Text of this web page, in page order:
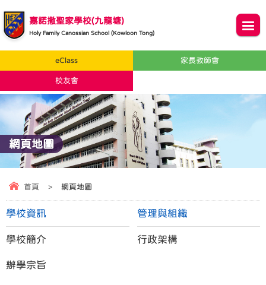
嘉諾撒聖家學校(九龍塘)
Holy Family Canossian School (Kowloon Tong)
eClass 家長教師會
校友會
網頁地圖
首頁 > 網頁地圖
學校資訊
學校簡介
辦學宗旨
管理與組織
行政架構